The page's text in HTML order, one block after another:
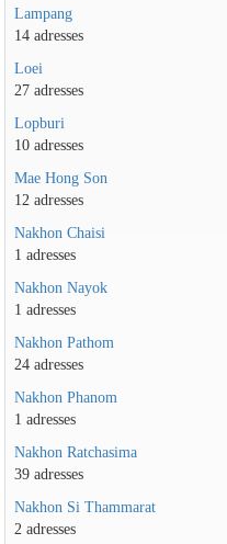
Lampang
14 adresses
Loei
27 adresses
Lopburi
10 adresses
Mae Hong Son
12 adresses
Nakhon Chaisi
1 adresses
Nakhon Nayok
1 adresses
Nakhon Pathom
24 adresses
Nakhon Phanom
1 adresses
Nakhon Ratchasima
39 adresses
Nakhon Si Thammarat
2 adresses